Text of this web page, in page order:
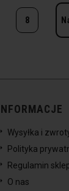
8
Wysyłka i
Polityka
Regulamin
O nas